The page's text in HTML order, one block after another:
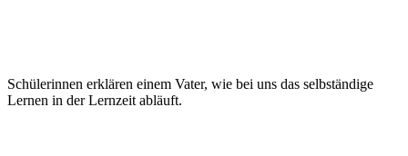
Schülerinnen erklären einem Vater, wie bei uns das selbständige
Lernen in der Lernzeit abläuft.